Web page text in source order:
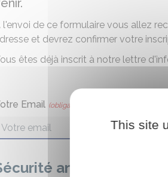
l'envoi de ce formulaire vous allez
et devrez confirmer votre
êtes déjà inscrit à notre lettre
Email (obligatoire)
anti-robot
This site